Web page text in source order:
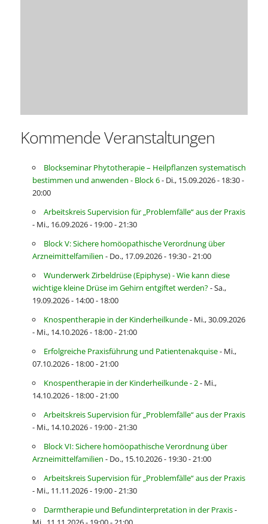
Kommende Veranstaltungen
Blockseminar Phytotherapie – Heilpflanzen systematisch
bestimmen und anwenden - Block 6- Di., 15.09.2026 - 18:30 -
20:00
Arbeitskreis Supervision für „Problemfälle“ aus der Praxis
- Mi., 16.09.2026 - 19:00 - 21:30
Block V: Sichere homöopathische Verordnung über
Arzneimittelfamilien - Do., 17.09.2026 - 19:30 - 21:00
Wunderwerk Zirbeldrüse (Epiphyse) - Wie kann diese
wichtige kleine Drüse im Gehirn entgiftet werden?- Sa.,
19.09.2026 - 14:00 - 18:00
Knospentherapie in der Kinderheilkunde- Mi., 30.09.2026
- Mi., 14.10.2026 - 18:00 - 21:00
Erfolgreiche Praxisführung und Patientenakquise- Mi.,
07.10.2026 - 18:00 - 21:00
Knospentherapie in der Kinderheilkunde - 2- Mi.,
14.10.2026 - 18:00 - 21:00
Arbeitskreis Supervision für „Problemfälle“ aus der Praxis
- Mi., 14.10.2026 - 19:00 - 21:30
Block VI: Sichere homöopathische Verordnung über
Arzneimittelfamilien - Do., 15.10.2026 - 19:30 - 21:00
Arbeitskreis Supervision für „Problemfälle“ aus der Praxis
- Mi., 11.11.2026 - 19:00 - 21:30
Darmtherapie und Befundinterpretation in der Praxis-